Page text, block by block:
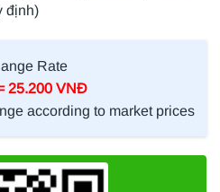
định)
Rate
25.200 VNĐ
according to market prices